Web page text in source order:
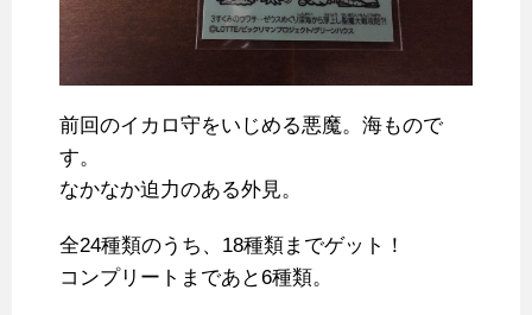
前回のイカロ守をいじめる悪魔。海もので
す。
なかなか迫力のある外見。
全24種類のうち、18種類までゲット！
コンプリートまであと6種類。